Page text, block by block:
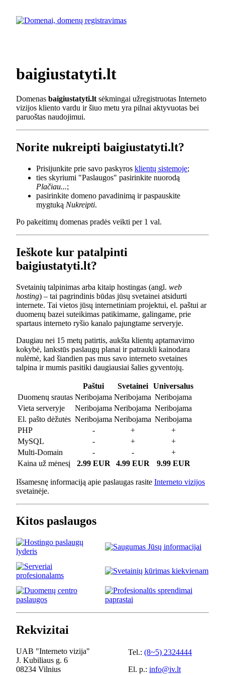
baigiustatyti.lt
Domenas baigiustatyti.lt sėkmingai užregistruotas Interneto
vizijos kliento vardu ir šiuo metu yra pilnai aktyvuotas bei
paruoštas naudojimui.
Norite nukreipti baigiustatyti.lt?
Prisijunkite prie savo paskyros klientų sistemoje;
ties skyriumi "Paslaugos" pasirinkite nuorodą
Plačiau...;
pasirinkite domeno pavadinimą ir paspauskite
mygtuką Nukreipti.
Po pakeitimų domenas pradės veikti per 1 val.
Ieškote kur patalpinti
baigiustatyti.lt?
Svetainių talpinimas arba kitaip hostingas (angl. web
hosting) – tai pagrindinis būdas jūsų svetainei atsidurti
internete. Tai vietos jūsų internetiniam projektui, el. paštui ar
duomenų bazei suteikimas patikimame, galingame, prie
spartaus interneto ryšio kanalo pajungtame serveryje.
Daugiau nei 15 metų patirtis, aukšta klientų aptarnavimo
kokybė, lankstūs paslaugų planai ir patraukli kainodara
nulėmė, kad šiandien pas mus savo interneto svetaines
talpina ir mumis pasitiki daugiausiai šalies gyventojų.
Paštui Svetainei
Universalus
Duomenų srautas Neribojama Neribojama Neribojama
Vieta serveryje
Neribojama Neribojama Neribojama
El. pašto dėžutės Neribojama Neribojama Neribojama
PHP
- +
+
MySQL
- +
+
Multi-Domain
- -
+
Kaina už mėnesį
2.99 EUR 4.99 EUR 9.99 EUR
Išsamesnę informaciją apie paslaugas rasite Interneto vizijos
svetainėje.
Kitos paslaugos
Rekvizitai
UAB "Interneto vizija"
J. Kubiliaus g. 6
08234 Vilnius
Tel.: (8~5) 2324444
El. p.: info@iv.lt